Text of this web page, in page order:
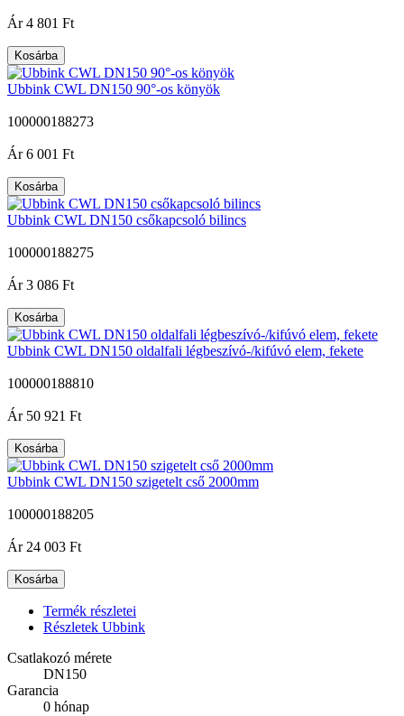
Ár 4 801 Ft
Kosárba
Ubbink CWL DN150 90°-os könyök
100000188273
Ár 6 001 Ft
Kosárba
Ubbink CWL DN150 csőkapcsoló bilincs
100000188275
Ár 3 086 Ft
Kosárba
Ubbink CWL DN150 oldalfali légbeszívó-/kifúvó elem, fekete
100000188810
Ár 50 921 Ft
Kosárba
Ubbink CWL DN150 szigetelt cső 2000mm
100000188205
Ár 24 003 Ft
Kosárba
Termék részletei
Részletek Ubbink
Csatlakozó mérete
DN150
Garancia
0 hónap